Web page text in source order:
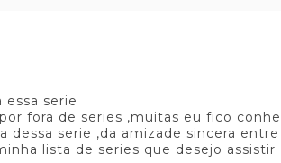
essa serie
fora de series ,muitas eu fico
dessa serie ,da amizade sincera
lista de series que desejo assistir